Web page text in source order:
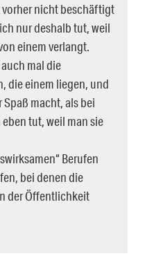
nicht beschäftigt
nur deshalb tut, weil
einem verlangt.
mal die
die einem liegen, und
macht, als bei
tut, weil man sie
Berufen
bei denen die
der Öffentlichkeit